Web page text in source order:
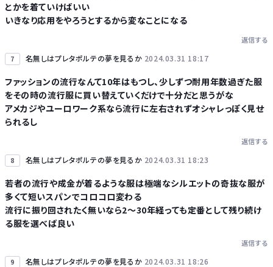
とかを着ていけばいい
いきなり応用をやろうとするから変なことになる
返信する
7 名無しはプレタポルテの夢を見るか 2024.03.31 18:17
ファッションの流行なんて10年はもつし、少しずつ耐用年数過ぎた服
をその時の流行服に買い替えていくだけで十分だと思うがな
アメカジやユーロワーク系なら流行に左右されずオシャレっぽく見せ
られるし
返信する
8 名無しはプレタポルテの夢を見るか 2024.03.31 18:23
若者の流行や成金が着るような服は極端なシルエットの奇抜な服が
多くて短いスパンでコロコロ変わる
流行に振り回されたく無いなら2〜30年経っても定番として残り続け
る服を選べば良い
返信する
9 名無しはプレタポルテの夢を見るか 2024.03.31 18:26